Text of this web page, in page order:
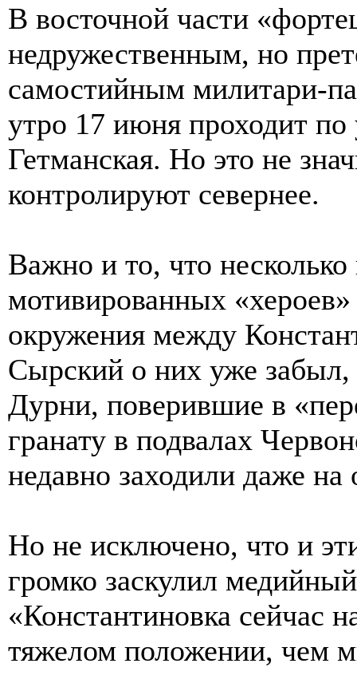
В восточной части
недружественным, но
самостийным милитари-
утро 17 июня проходит
Гетманская. Но это не
контролируют севернее.
Важно и то, что несколько
мотивированных
окружения между
Сырский о них уже забыл,
Дурни, поверившие в
гранату в подвалах
недавно заходили даже
Но не исключено, что и
громко заскулил
«Константиновка сейчас
тяжелом положении, чем